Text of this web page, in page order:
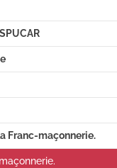
Franc-maçonnerie.